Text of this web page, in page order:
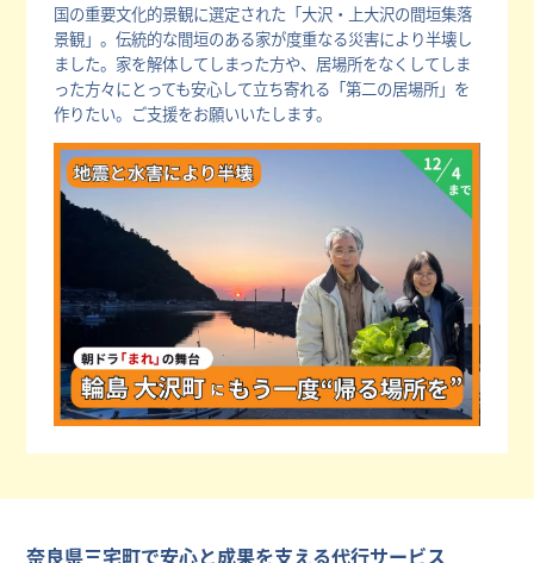
国の重要文化的景観に選定された「大沢・上大沢の間垣集落
景観」。伝統的な間垣のある家が度重なる災害により半壊し
ました。家を解体してしまった方や、居場所をなくしてしま
った方々にとっても安心して立ち寄れる「第二の居場所」を
作りたい。ご支援をお願いいたします。
奈良県三宅町で安心と成果を支える代行サービス